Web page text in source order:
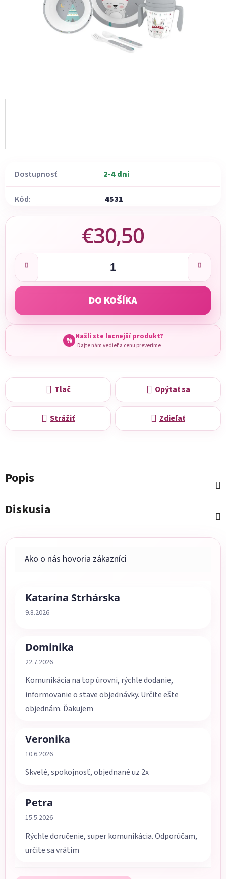
Dostupnosť 2-4 dni
Kód: 4531
€30,50
Jednotková cena:
DO KOŠÍKA
% Našli ste lacnejší produkt?
Dajte nám vedieť a cenu preveríme
Tlač Opýtať sa
Strážiť Zdieľať
Popis
Diskusia
Katarína Strhárska
Hodnotenie obchodu je 5 z 5 hviezdičiek.
9.8.2026
Dominika
Hodnotenie obchodu je 5 z 5 hviezdičiek.
22.7.2026
Komunikácia na top úrovni, rýchle dodanie,
informovanie o stave objednávky. Určite ešte
objednám. Ďakujem
Veronika
Hodnotenie obchodu je 5 z 5 hviezdičiek.
10.6.2026
Skvelé, spokojnosť, objednané uz 2x
Petra
Hodnotenie obchodu je 5 z 5 hviezdičiek.
15.5.2026
Rýchle doručenie, super komunikácia. Odporúčam,
určite sa vrátim